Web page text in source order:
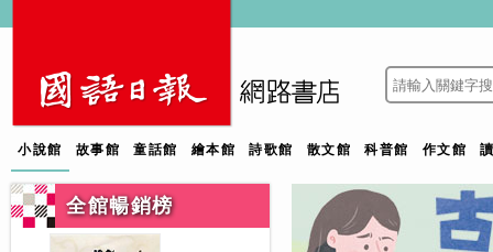
小說館 故事館 童話館 繪本館 詩歌館 散文館 科普館 作文館
全館暢銷榜